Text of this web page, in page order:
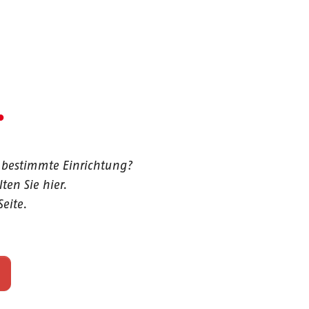
bestimmte Einrichtung?
Sie hier.